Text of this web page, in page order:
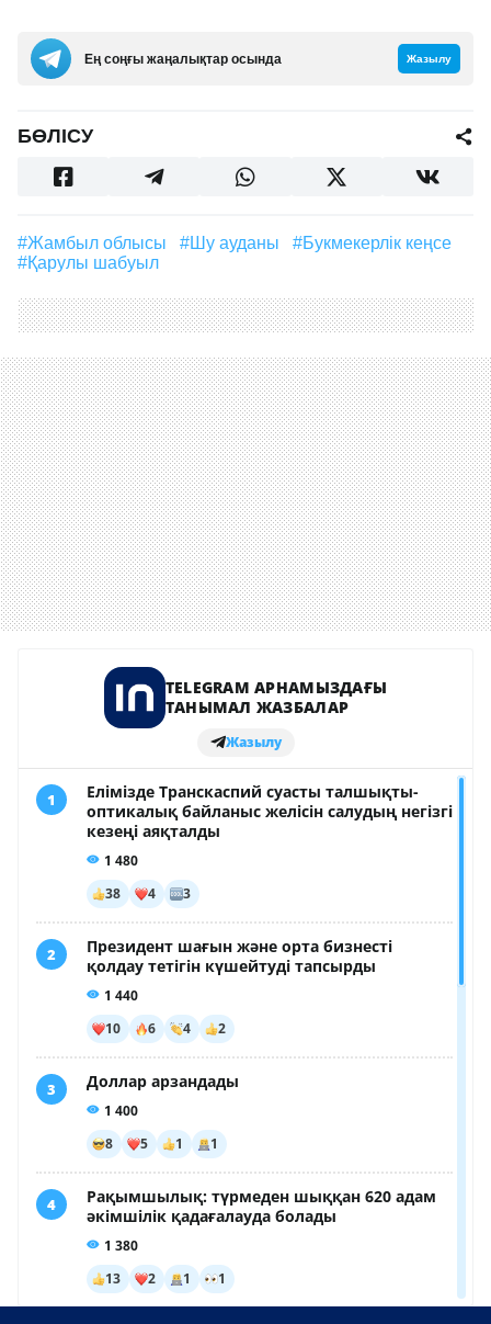
Ең соңғы жаңалықтар осында Жазылу
БӨЛІСУ
#Жамбыл облысы #Шу ауданы
#букмекерлік кеңсе
#қарулы шабуыл